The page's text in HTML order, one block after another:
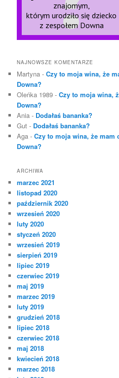
NAJNOWSZE KOMENTARZE
Martyna -Czy to moja wina, że
Downa?
Oleńka 1989 -Czy to moja wina,
Downa?
Ania - Dodałaś bananka?
Gut - Dodałaś bananka?
Aga -Czy to moja wina, że mam
Downa?
ARCHIWA
marzec 2021
listopad 2020
październik 2020
wrzesień 2020
luty 2020
styczeń 2020
wrzesień 2019
sierpień 2019
lipiec 2019
czerwiec 2019
maj 2019
marzec 2019
luty 2019
grudzień 2018
lipiec 2018
czerwiec 2018
maj 2018
kwiecień 2018
marzec 2018